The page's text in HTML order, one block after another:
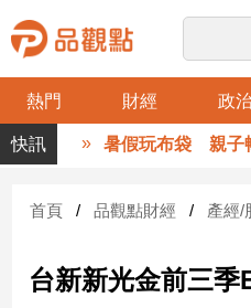
熱門 財經 政
品
觀
財
台
暑假玩布袋 親子暢遊
首頁 品觀點財經 產經/
台新新光金前三